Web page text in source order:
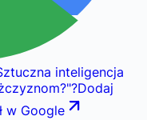
inteligencja
"?Dodaj
w Google